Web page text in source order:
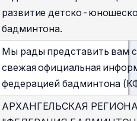
развитие детско-
бадминтона.
Мы рады представить вам
свежая официальная
федерацией бадминтона
АРХАНГЕЛЬСКАЯ